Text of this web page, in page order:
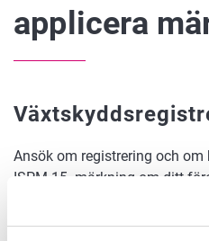
applicera
Ansök om registrering och
ISPM 15 -märkning om ditt
Läs